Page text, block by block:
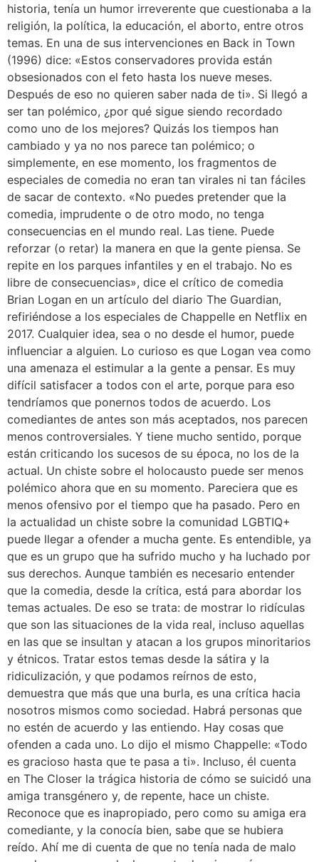
historia, tenía un humor irreverente que cuestionaba a la
religión, la política, la educación, el aborto, entre otros
temas. En una de sus intervenciones en Back in Town
(1996) dice: «Estos conservadores provida están
obsesionados con el feto hasta los nueve meses.
Después de eso no quieren saber nada de ti». Si llegó a
ser tan polémico, ¿por qué sigue siendo recordado
como uno de los mejores? Quizás los tiempos han
cambiado y ya no nos parece tan polémico; o
simplemente, en ese momento, los fragmentos de
especiales de comedia no eran tan virales ni tan fáciles
de sacar de contexto. «No puedes pretender que la
comedia, imprudente o de otro modo, no tenga
consecuencias en el mundo real. Las tiene. Puede
reforzar (o retar) la manera en que la gente piensa. Se
repite en los parques infantiles y en el trabajo. No es
libre de consecuencias», dice el crítico de comedia
Brian Logan en un artículo del diario The Guardian,
refiriéndose a los especiales de Chappelle en Netflix en
2017. Cualquier idea, sea o no desde el humor, puede
influenciar a alguien. Lo curioso es que Logan vea como
una amenaza el estimular a la gente a pensar. Es muy
difícil satisfacer a todos con el arte, porque para eso
tendríamos que ponernos todos de acuerdo. Los
comediantes de antes son más aceptados, nos parecen
menos controversiales. Y tiene mucho sentido, porque
están criticando los sucesos de su época, no los de la
actual. Un chiste sobre el holocausto puede ser menos
polémico ahora que en su momento. Pareciera que es
menos ofensivo por el tiempo que ha pasado. Pero en
la actualidad un chiste sobre la comunidad LGBTIQ+
puede llegar a ofender a mucha gente. Es entendible, ya
que es un grupo que ha sufrido mucho y ha luchado por
sus derechos. Aunque también es necesario entender
que la comedia, desde la crítica, está para abordar los
temas actuales. De eso se trata: de mostrar lo ridículas
que son las situaciones de la vida real, incluso aquellas
en las que se insultan y atacan a los grupos minoritarios
y étnicos. Tratar estos temas desde la sátira y la
ridiculización, y que podamos reírnos de esto,
demuestra que más que una burla, es una crítica hacia
nosotros mismos como sociedad. Habrá personas que
no estén de acuerdo y las entiendo. Hay cosas que
ofenden a cada uno. Lo dijo el mismo Chappelle: «Todo
es gracioso hasta que te pasa a ti». Incluso, él cuenta
en The Closer la trágica historia de cómo se suicidó una
amiga transgénero y, de repente, hace un chiste.
Reconoce que es inapropiado, pero como su amiga era
comediante, y la conocía bien, sabe que se hubiera
reído. Ahí me di cuenta de que no tenía nada de malo